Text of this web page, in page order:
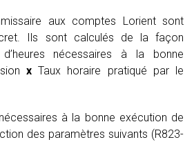
aux comptes Lorient sont
Ils sont calculés de la façon
nécessaires à la bonne
xTaux horaire pratiqué par le
à la bonne exécution de
des paramètres suivants (R823-